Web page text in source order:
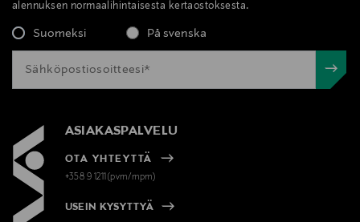
alennuksen normaalihintaisesta kertaostoksesta.
Suomeksi På svenska
ASIAKASPALVELU
OTA YHTEYTTÄ
+358 9 1211(pvm/mpm)
USEIN KYSYTTYÄ